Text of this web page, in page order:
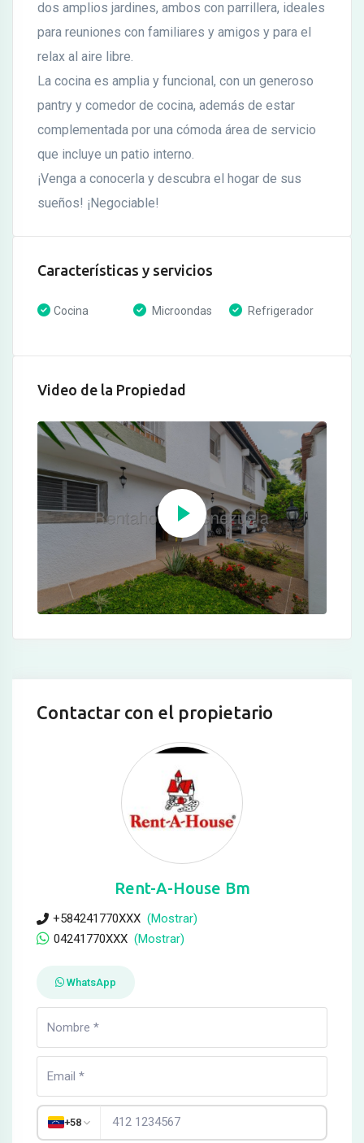
dos amplios jardines, ambos con parrillera, ideales
para reuniones con familiares y amigos y para el
relax al aire libre.
La cocina es amplia y funcional, con un generoso
pantry y comedor de cocina, además de estar
complementada por una cómoda área de servicio
que incluye un patio interno.
¡Venga a conocerla y descubra el hogar de sus
sueños! ¡Negociable!
Características y servicios
Cocina Microondas Refrigerador
Video de la Propiedad
Contactar con el propietario
Rent-A-House Bm
+584241770XXX (Mostrar)
04241770XXX (Mostrar)
WhatsApp
+58